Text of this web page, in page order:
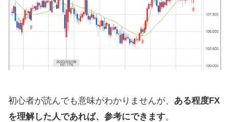
初心者が読んでも意味がわかりませんが、 ある程度FX
を理解した人であれば、参考にできます。